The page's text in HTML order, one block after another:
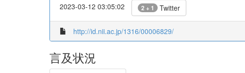
2023-03-12 03:05:02 2 + 1 Twitter
http://id.nii.ac.jp/1316/00006829/
言及状況